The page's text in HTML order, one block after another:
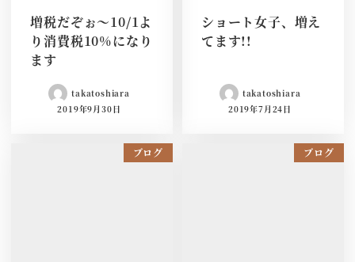
増税だぞぉ〜10/1よ
り消費税10%になり
ます
takatoshiara
2019年9月30日
ショート女子、増え
てます!!
takatoshiara
2019年7月24日
ブログ ブログ